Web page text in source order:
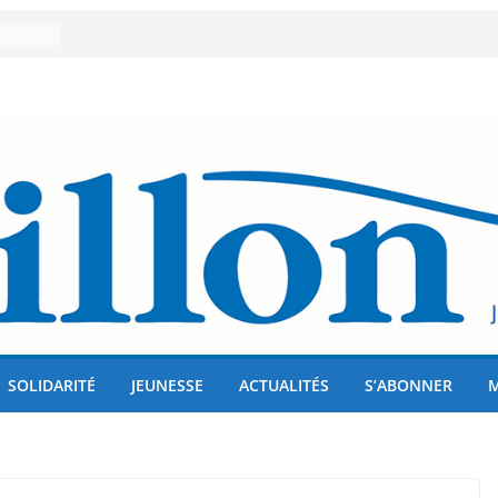
!
SOLIDARITÉ JEUNESSE ACTUALITÉS S’ABONNER